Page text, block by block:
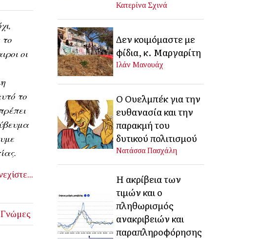
οι
το
Γνώμες
Κατερίνα Σχινά
Δεν κοιμόμαστε με
φίδια, κ. Μαργαρίτη
Ιλάν Μανουάχ
Ο Ουελμπέκ για την
ευθανασία και την
παρακμή του
δυτικού πολιτισμού
Νατάσσα Πασχάλη
Η ακρίβεια των
τιμών και ο
πληθωρισμός
ανακριβειών και
παραπληροφόρησης